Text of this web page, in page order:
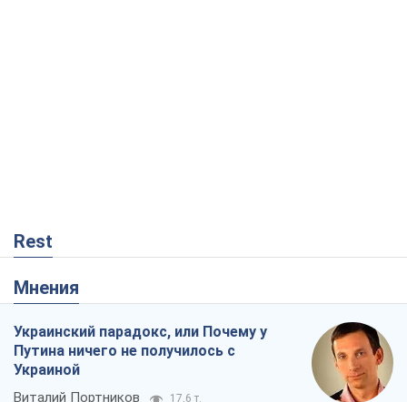
Rest
Мнения
Украинский парадокс, или Почему у
Путина ничего не получилось с
Украиной
Виталий Портников 17,6 т.